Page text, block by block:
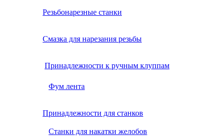
Резьбонарезные станки
Смазка для нарезания резьбы
Принадлежности к ручным клуппам
Фум лента
Принадлежности для станков
Станки для накатки желобов